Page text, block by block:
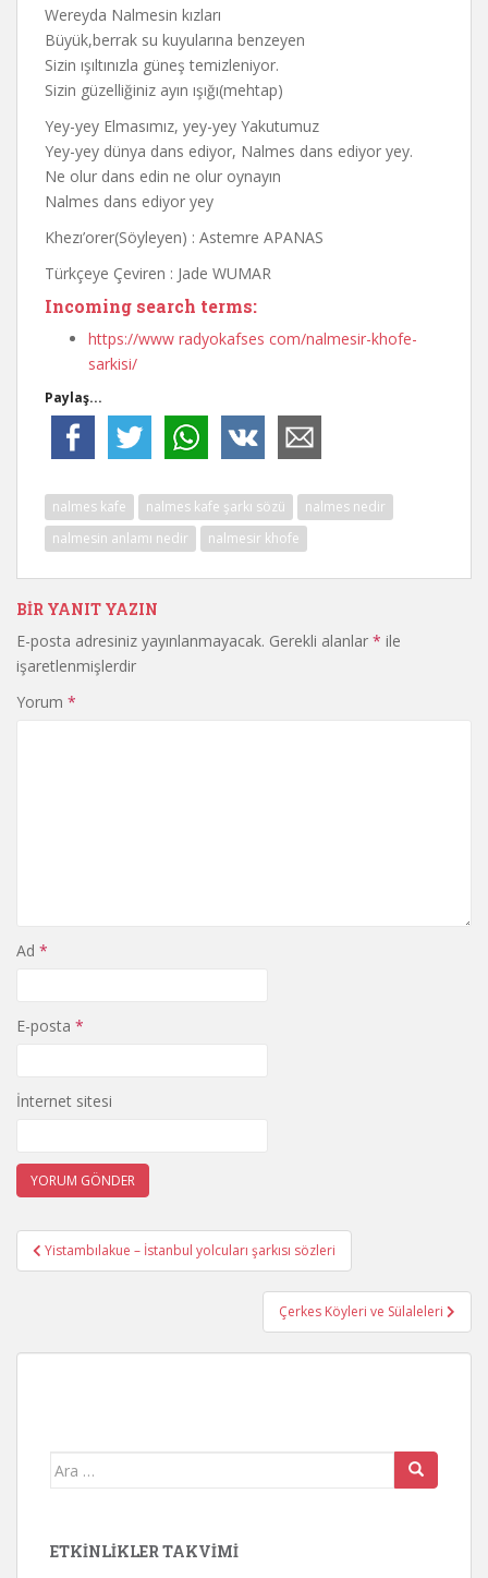
Wereyda Nalmesin kızları
Büyük,berrak su kuyularına benzeyen
Sizin ışıltınızla güneş temizleniyor.
Sizin güzelliğiniz ayın ışığı(mehtap)
Yey-yey Elmasımız, yey-yey Yakutumuz
Yey-yey dünya dans ediyor, Nalmes dans ediyor yey.
Ne olur dans edin ne olur oynayın
Nalmes dans ediyor yey
Khezı’orer(Söyleyen) : Astemre APANAS
Türkçeye Çeviren : Jade WUMAR
Incoming search terms:
https://www radyokafses com/nalmesir-khofe-
sarkisi/
Paylaş...
nalmes kafe nalmes kafe şarkı sözü
nalmes nedir
nalmesin anlamı nedir
nalmesir khofe
BIR YANIT YAZIN
E-posta adresiniz yayınlanmayacak. Gerekli alanlar * ile
işaretlenmişlerdir
Yorum *
Ad *
E-posta *
İnternet sitesi
Yazı
gezinmesi
Yistambılakue – İstanbul yolcuları şarkısı sözleri
Çerkes Köyleri ve Sülaleleri
Arama
ETKINLIKLER TAKVIMI